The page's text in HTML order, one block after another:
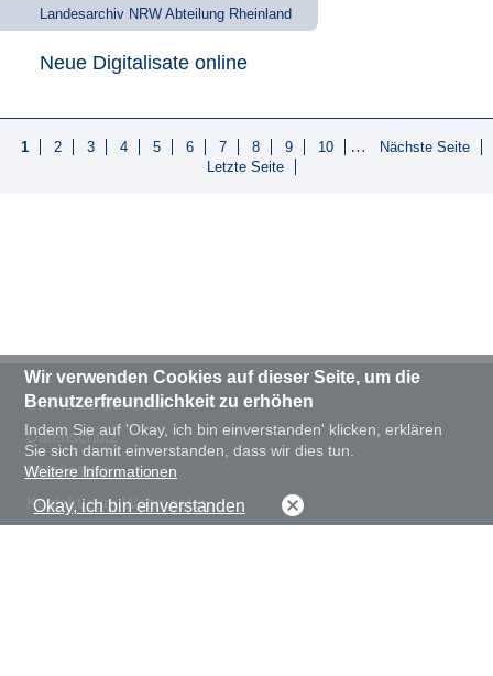
Neue Digitalisate online
Landesarchiv NRW Abteilung Rheinland
1 2 3 4 5 6 7 8 9 10 …
Nächste Seite
Letzte Seite
Suche auf der Seite
Datenschutz
Impressum
Kontakt zum Webmaster
Wir verwenden Cookies auf dieser Seite, um die
Benutzerfreundlichkeit zu erhöhen
Indem Sie auf 'Okay, ich bin einverstanden' klicken, erklären
Sie sich damit einverstanden, dass wir dies tun.
Weitere Informationen
Okay, ich bin einverstanden